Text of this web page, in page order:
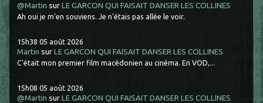
@Martin surLE GARCON QUI FAISAIT DANSER LES COLLINES
Ah oui je m'en souviens. Je n'étais pas allée le voir.
15h38 05 août 2026
Martin surLE GARCON QUI FAISAIT DANSER LES COLLINES
C'était mon premier film macédonien au cinéma. En VOD,...
15h08 05 août 2026
@Martin surLE GARCON QUI FAISAIT DANSER LES COLLINES